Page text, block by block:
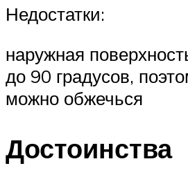
Недостатки:
наружная
до 90 градусов,
можно обжечься
Достоинства